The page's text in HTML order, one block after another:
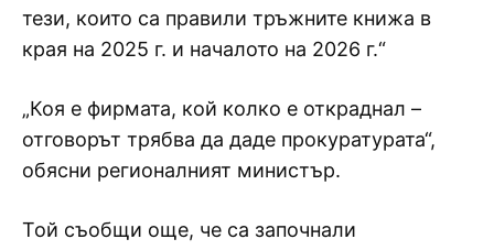
тези, които са правили тръжните книжа в
края на 2025 г. и началото на 2026 г.“
„Коя е фирмата, кой колко е откраднал –
отговорът трябва да даде прокуратурата“,
обясни регионалният министър.
Той съобщи още, че са започнали